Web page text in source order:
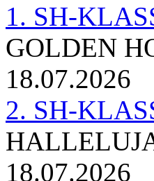
1. SH-
GOLDEN
18.07.2026
2. SH-
18.07.2026